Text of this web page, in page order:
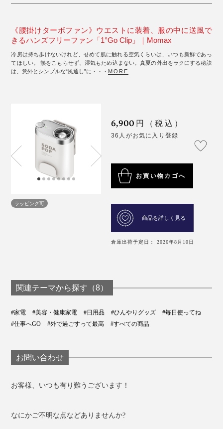
《腰掛けターボファン》ウエストに装着、服の中に送風で
きるハンズフリーファン「1°Go Clip」｜Momax
冷房は持ち歩けないけれど、せめて肌に触れる空気くらいは、いつも新鮮であっ
てほしい。 熱をこもらせず、湿気もため込まない。真夏の外出をラクにする秘訣
は、意外とシンプルな“風通し”に・・・ MORE
ラッピング可
6,900 円（税込）
36人がお気に入り登録
お買い物カゴへ
商品を詳しく見る
倉庫出荷予定日： 2026年8月10日
関連テーマから探す（8）
#家電 #美容・健康家電 #日用品 #ひんやりグッズ
#毎日使ってね
#仕事へGO
#外で過ごすって最高 #すべての商品
お問い合わせ
お客様、いつも有り難うございます！
なにかご不明な点などありませんか?